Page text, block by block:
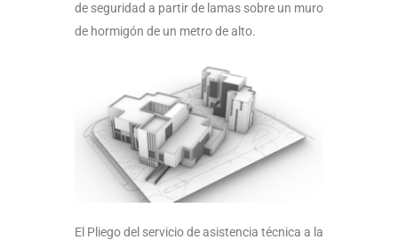
de seguridad a partir de lamas sobre un muro
de hormigón de un metro de alto.
El Pliego del servicio de asistencia técnica a la